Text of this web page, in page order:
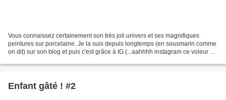
Vous connaissez certainement son très joli univers et ses magnifiques
peintures sur porcelaine. Je la suis depuis longtemps (en sousmarin comme
on dit) sur son blog et puis c'est grâce à IG (...aahhhh instagram ce voleur de
Enfant gâté ! #2